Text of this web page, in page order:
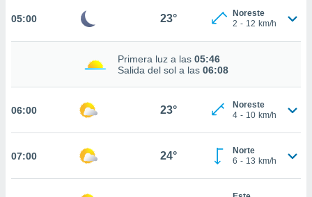
la
ya sean
en
perfil
y
05:00 23°
Noreste
2 - 12 km/h
Primera luz a las 05:46
Salida del sol a las 06:08
06:00 23°
Noreste
4 - 10 km/h
07:00 24°
Norte
6 - 13 km/h